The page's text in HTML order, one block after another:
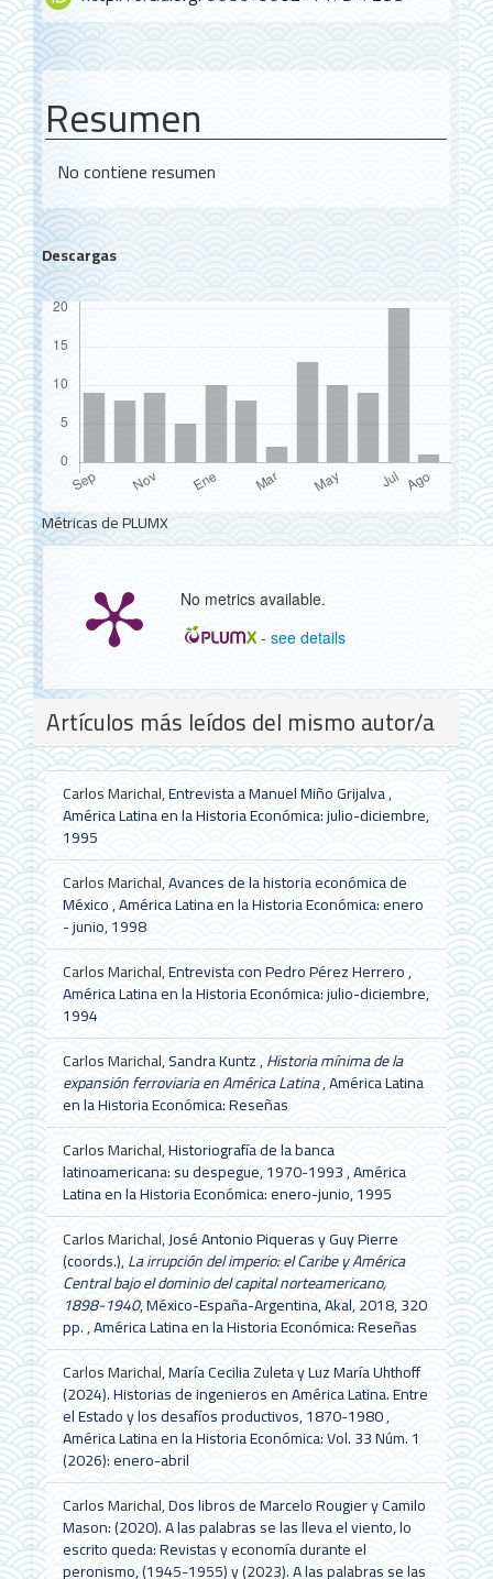
del
artículo
Resumen
No contiene resumen
Descargas
Métricas de PLUMX
No metrics available.
-see details
Detalles
del
artículo
Artículos más leídos del mismo autor/a
Carlos Marichal,Entrevista a Manuel Miño Grijalva,
América Latina en la Historia Económica: julio-diciembre,
1995
Carlos Marichal,Avances de la historia económica de
México,América Latina en la Historia Económica: enero
- junio, 1998
Carlos Marichal,Entrevista con Pedro Pérez Herrero,
América Latina en la Historia Económica: julio-diciembre,
1994
Carlos Marichal,Sandra Kuntz ,Historia mínima de la
expansión ferroviaria en América Latina,América Latina
en la Historia Económica: Reseñas
Carlos Marichal,Historiografía de la banca
latinoamericana: su despegue, 1970-1993,América
Latina en la Historia Económica: enero-junio, 1995
Carlos Marichal,José Antonio Piqueras y Guy Pierre
(coords.),La irrupción del imperio: el Caribe y América
Central bajo el dominio del capital norteamericano,
1898-1940, México-España-Argentina, Akal, 2018, 320
pp.,América Latina en la Historia Económica: Reseñas
Carlos Marichal,María Cecilia Zuleta y Luz María Uhthoff
(2024). Historias de ingenieros en América Latina. Entre
el Estado y los desafíos productivos, 1870-1980,
América Latina en la Historia Económica: Vol. 33 Núm. 1
(2026): enero-abril
Carlos Marichal,Dos libros de Marcelo Rougier y Camilo
Mason: (2020). A las palabras se las lleva el viento, lo
escrito queda: Revistas y economía durante el
peronismo, (1945-1955) y (2023). A las palabras se las